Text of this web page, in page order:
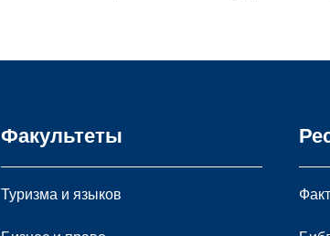
Факультеты
Туризма и языков